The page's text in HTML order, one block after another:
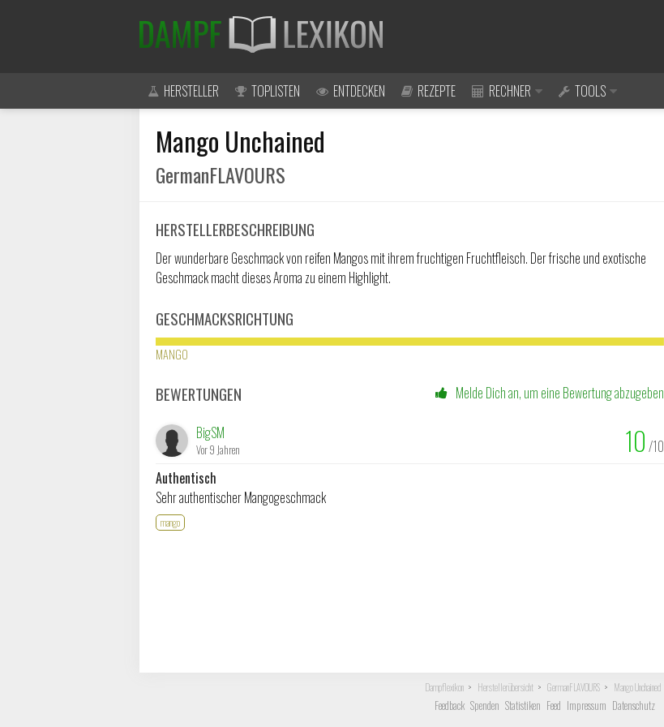
HERSTELLER TOPLISTEN ENTDECKEN REZEPTE RECHNER TOOLS
Mango Unchained
GermanFLAVOURS
HERSTELLERBESCHREIBUNG
Der wunderbare Geschmack von reifen Mangos mit ihrem fruchtigen Fruchtfleisch. Der frische und exotische
Geschmack macht dieses Aroma zu einem Highlight.
GESCHMACKSRICHTUNG
MANGO
BEWERTUNGEN Melde Dich an, um eine Bewertung abzugeben
BigSM
Vor 9 Jahren 10 /10
Authentisch
Sehr authentischer Mangogeschmack
mango
Dampflexikon Herstellerübersicht GermanFLAVOURS Mango Unchained
Feedback Spenden Statistiken Feed Impressum Datenschutz